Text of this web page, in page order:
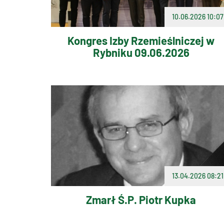
10.06.2026 10:07
Kongres Izby Rzemieślniczej w
Rybniku 09.06.2026
13.04.2026 08:21
Zmarł Ś.P. Piotr Kupka